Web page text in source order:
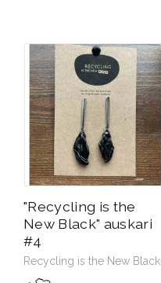
"Recycling is the
New Black" auskari
#4
Recycling is the New Black